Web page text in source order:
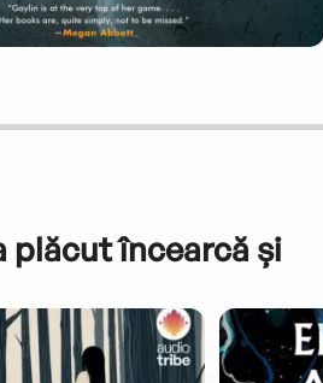
plăcut încearcă și